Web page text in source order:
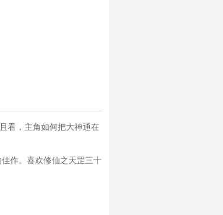
看，主角如何把大神通在
作。喜欢修仙之天罡三十